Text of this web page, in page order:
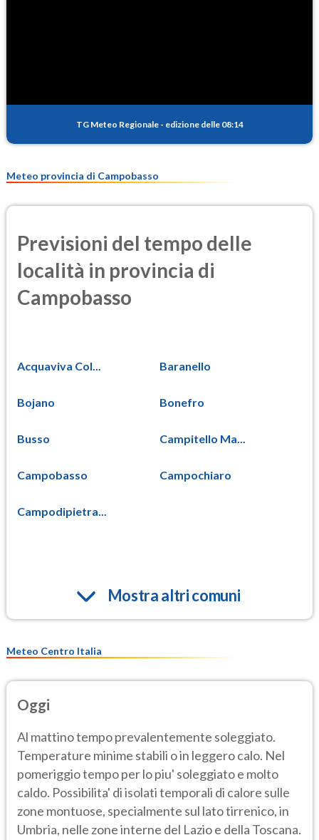
TG Meteo Regionale - edizione delle 08:14
Meteo provincia di Campobasso
Previsioni del tempo delle
località in provincia di
Campobasso
Acquaviva Col... Baranello
Bojano Bonefro
Busso Campitello Ma...
Campobasso Campochiaro
Campodipietra...
Mostra altri comuni
Meteo Centro Italia
Oggi
Al mattino tempo prevalentemente soleggiato.
Temperature minime stabili o in leggero calo. Nel
pomeriggio tempo per lo piu' soleggiato e molto
caldo. Possibilita' di isolati temporali di calore sulle
zone montuose, specialmente sul lato tirrenico, in
Umbria, nelle zone interne del Lazio e della Toscana.